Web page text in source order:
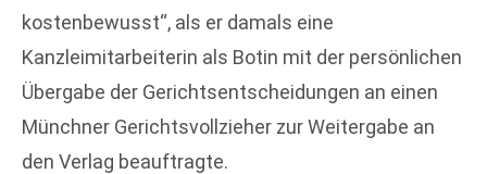
kostenbewusst“, als er damals eine
Kanzleimitarbeiterin als Botin mit der persönlichen
Übergabe der Gerichtsentscheidungen an einen
Münchner Gerichtsvollzieher zur Weitergabe an
den Verlag beauftragte.